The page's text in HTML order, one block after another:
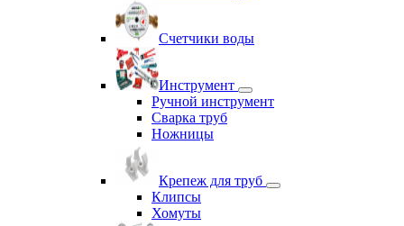
Счетчики воды
Инструмент
Ручной инструмент
Сварка труб
Ножницы
Крепеж для труб
Клипсы
Хомуты